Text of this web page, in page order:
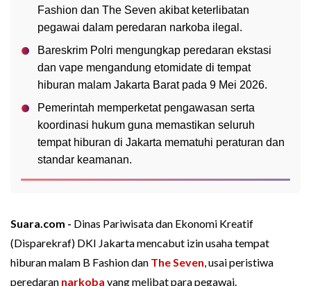
Fashion dan The Seven akibat keterlibatan
pegawai dalam peredaran narkoba ilegal.
Bareskrim Polri mengungkap peredaran ekstasi
dan vape mengandung etomidate di tempat
hiburan malam Jakarta Barat pada 9 Mei 2026.
Pemerintah memperketat pengawasan serta
koordinasi hukum guna memastikan seluruh
tempat hiburan di Jakarta mematuhi peraturan dan
standar keamanan.
Suara.com - Dinas Pariwisata dan Ekonomi Kreatif
(Disparekraf) DKI Jakarta mencabut izin usaha tempat
hiburan malam B Fashion dan The Seven, usai peristiwa
peredaran narkoba yang melibat para pegawai.